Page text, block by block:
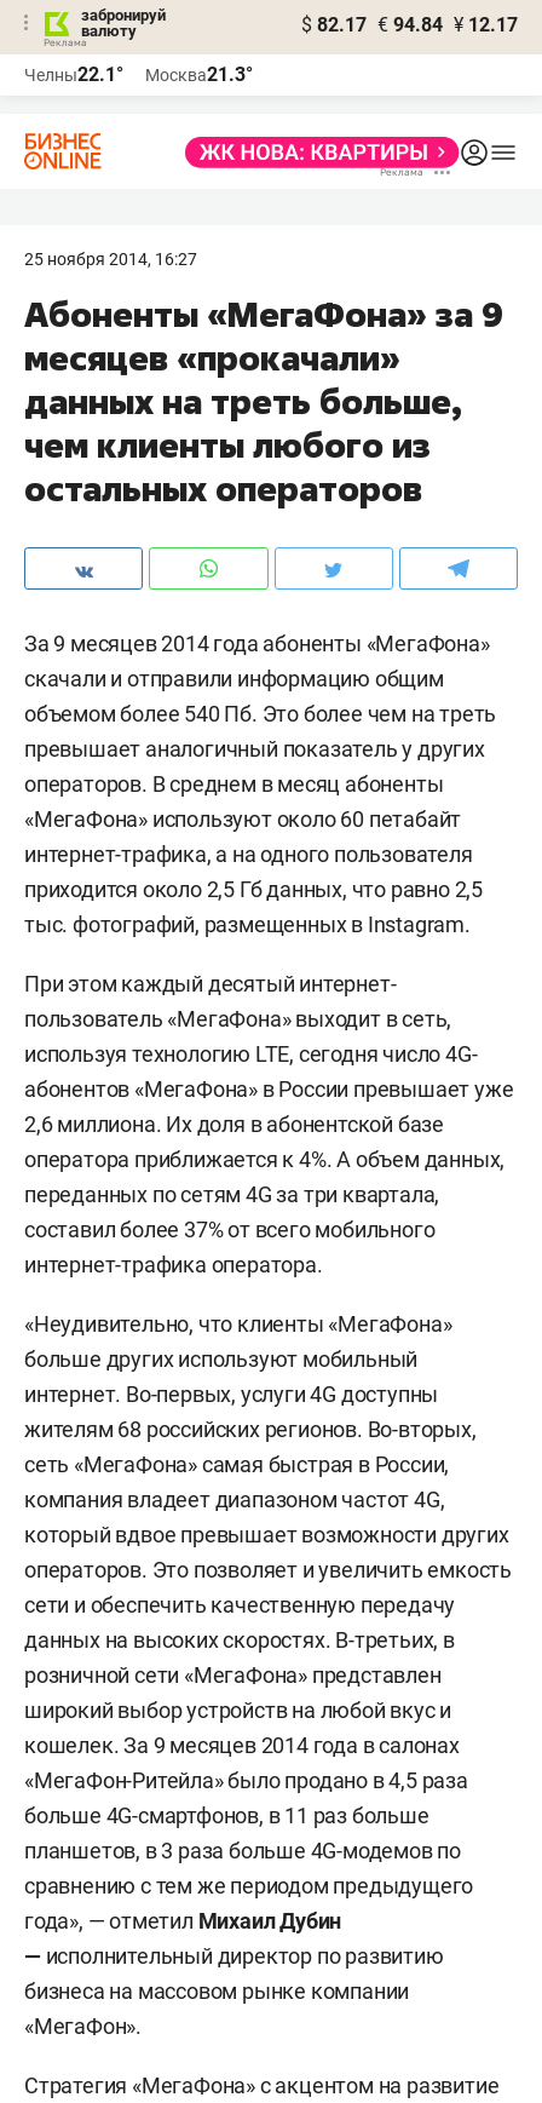
забронируй
валюту
$ 82.17 € 94.84 ¥ 12.17
Челны22.1° Москва21.3°
25 ноября 2014, 16:27
Абоненты «МегаФона» за 9
месяцев «прокачали»
данных на треть больше,
чем клиенты любого из
остальных операторов
За 9 месяцев 2014 года абоненты «МегаФона»
скачали и отправили информацию общим
объемом более 540 Пб. Это более чем на треть
превышает аналогичный показатель у других
операторов. В среднем в месяц абоненты
«МегаФона» используют около 60 петабайт
интернет-трафика, а на одного пользователя
приходится около 2,5 Гб данных, что равно 2,5
тыс. фотографий, размещенных в Instagram.
При этом каждый десятый интернет-
пользователь «МегаФона» выходит в сеть,
используя технологию LTE, сегодня число 4G-
абонентов «МегаФона» в России превышает уже
2,6 миллиона. Их доля в абонентской базе
оператора приближается к 4%. А объем данных,
переданных по сетям 4G за три квартала,
составил более 37% от всего мобильного
интернет-трафика оператора.
«Неудивительно, что клиенты «МегаФона»
больше других используют мобильный
интернет. Во-первых, услуги 4G доступны
жителям 68 российских регионов. Во-вторых,
сеть «МегаФона» самая быстрая в России,
компания владеет диапазоном частот 4G,
который вдвое превышает возможности других
операторов. Это позволяет и увеличить емкость
сети и обеспечить качественную передачу
данных на высоких скоростях. В-третьих, в
розничной сети «МегаФона» представлен
широкий выбор устройств на любой вкус и
кошелек. За 9 месяцев 2014 года в салонах
«МегаФон-Ритейла» было продано в 4,5 раза
больше 4G-смартфонов, в 11 раз больше
планшетов, в 3 раза больше 4G-модемов по
сравнению с тем же периодом предыдущего
года», — отметил Михаил Дубин
— исполнительный директор по развитию
бизнеса на массовом рынке компании
«МегаФон».
Стратегия «МегаФона» с акцентом на развитие